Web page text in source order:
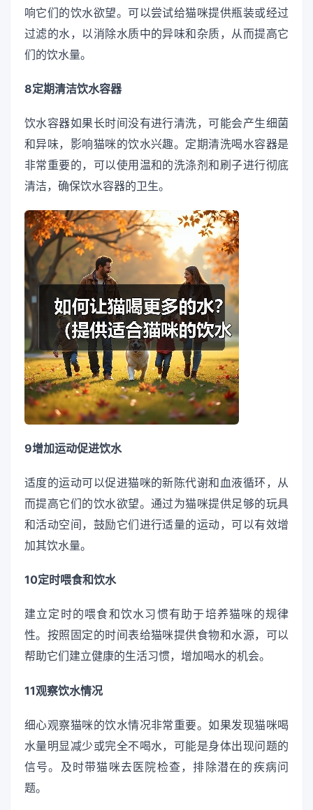
响它们的饮水欲望。可以尝试给猫咪提供瓶装或经过
过滤的水，以消除水质中的异味和杂质，从而提高它
们的饮水量。
8定期清洁饮水容器
饮水容器如果长时间没有进行清洗，可能会产生细菌
和异味，影响猫咪的饮水兴趣。定期清洗喝水容器是
非常重要的，可以使用温和的洗涤剂和刷子进行彻底
清洁，确保饮水容器的卫生。
9增加运动促进饮水
适度的运动可以促进猫咪的新陈代谢和血液循环，从
而提高它们的饮水欲望。通过为猫咪提供足够的玩具
和活动空间，鼓励它们进行适量的运动，可以有效增
加其饮水量。
10定时喂食和饮水
建立定时的喂食和饮水习惯有助于培养猫咪的规律
性。按照固定的时间表给猫咪提供食物和水源，可以
帮助它们建立健康的生活习惯，增加喝水的机会。
11观察饮水情况
细心观察猫咪的饮水情况非常重要。如果发现猫咪喝
水量明显减少或完全不喝水，可能是身体出现问题的
信号。及时带猫咪去医院检查，排除潜在的疾病问
题。